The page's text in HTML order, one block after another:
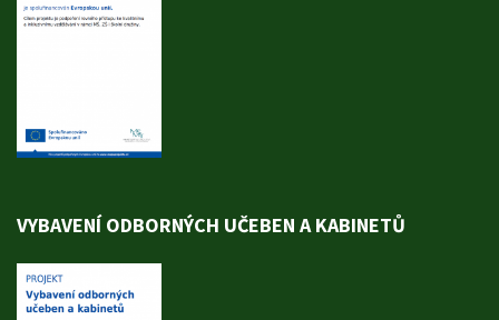
VYBAVENÍ ODBORNÝCH UČEBEN A KABINETŮ